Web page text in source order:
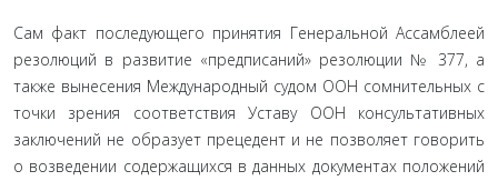
Сам факт последующего принятия Генеральной Ассам­блеей
резолюций в развитие «предписаний» резолюции № 377, а
также вынесения Международный судом ООН сомни­тельных с
точки зрения соответствия Уставу ООН консуль­тативных
заключений не образует прецедент и не позволяет говорить
о возведении содержащихся в данных документах положений